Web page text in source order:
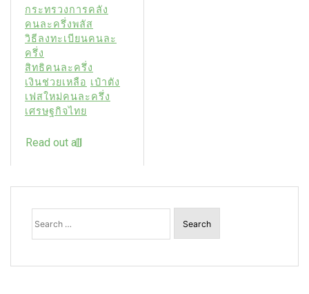
กระทรวงการคลัง
คนละครึ่งพลัส
วิธีลงทะเบียนคนละ
ครึ่ง
สิทธิคนละครึ่ง
เงินช่วยเหลือ เป๋าตัง
เฟสใหม่คนละครึ่ง
เศรษฐกิจไทย
Read out all
Search
for: